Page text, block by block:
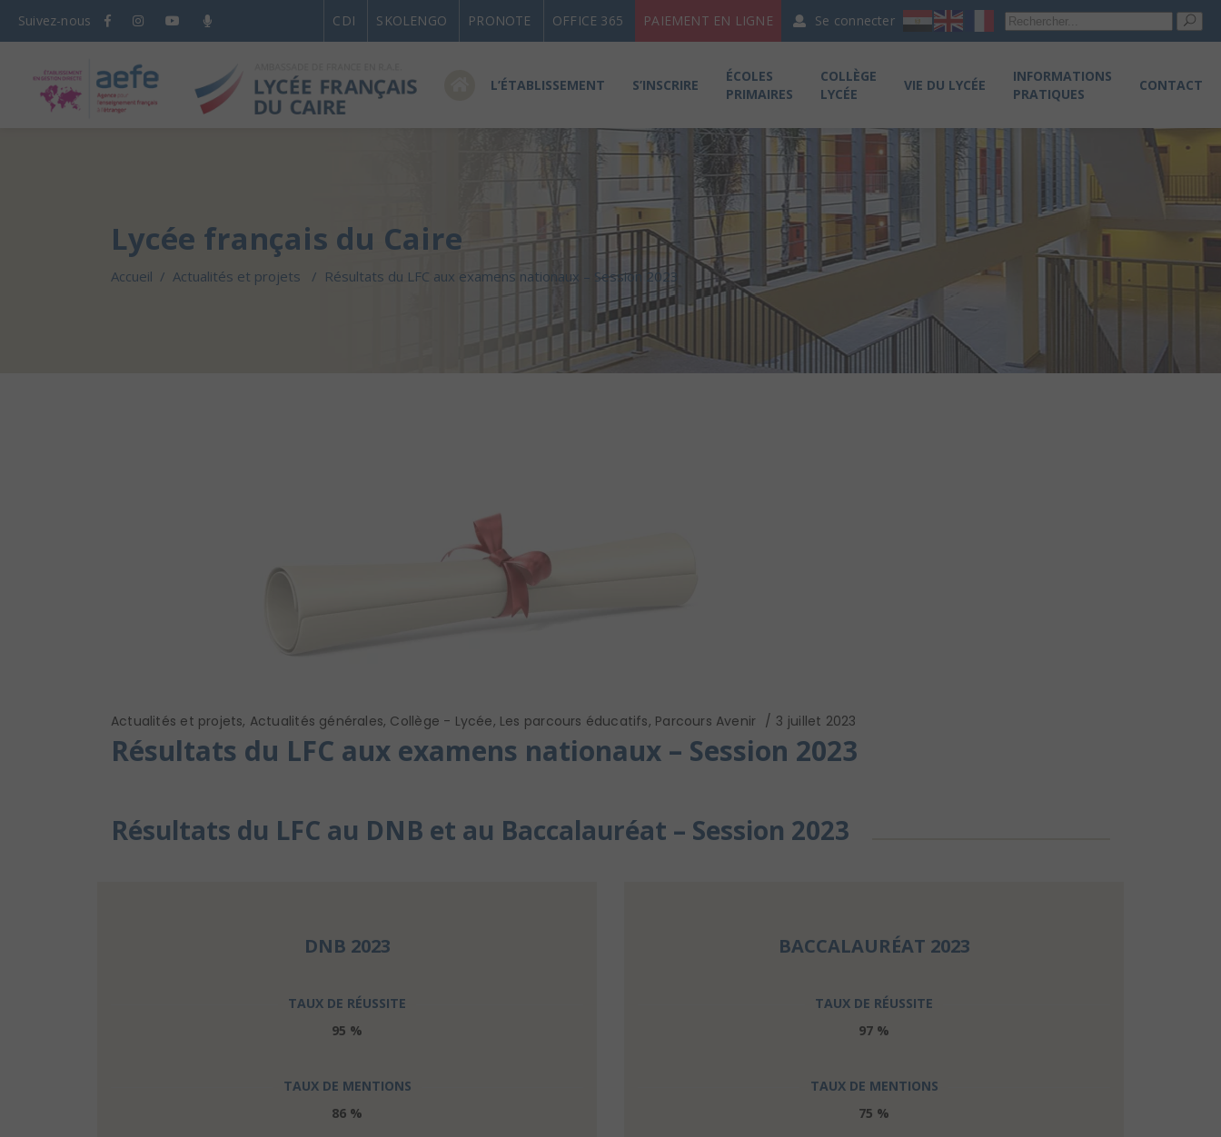
Suivez-nous CDI SKOLENGO PRONOTE OFFICE 365 PAIEMENT EN LIGNE Se connecter
L’ÉTABLISSEMENT S’INSCRIRE
ÉCOLES
PRIMAIRES
COLLÈGE
LYCÉE
VIE DU LYCÉE
INFORMATIONS
PRATIQUES
CONTACT
Lycée français du Caire
Accueil / Actualités et projets / Résultats du LFC aux examens nationaux – Session 2023
Actualités et projets, Actualités générales, Collège - Lycée, Les parcours éducatifs, Parcours Avenir 3 juillet 2023
Résultats du LFC aux examens nationaux – Session 2023
Résultats du LFC au DNB et au Baccalauréat – Session 2023
DNB 2023
TAUX DE RÉUSSITE
95 %
TAUX DE MENTIONS
86 %
BACCALAURÉAT 2023
TAUX DE RÉUSSITE
97 %
TAUX DE MENTIONS
75 %